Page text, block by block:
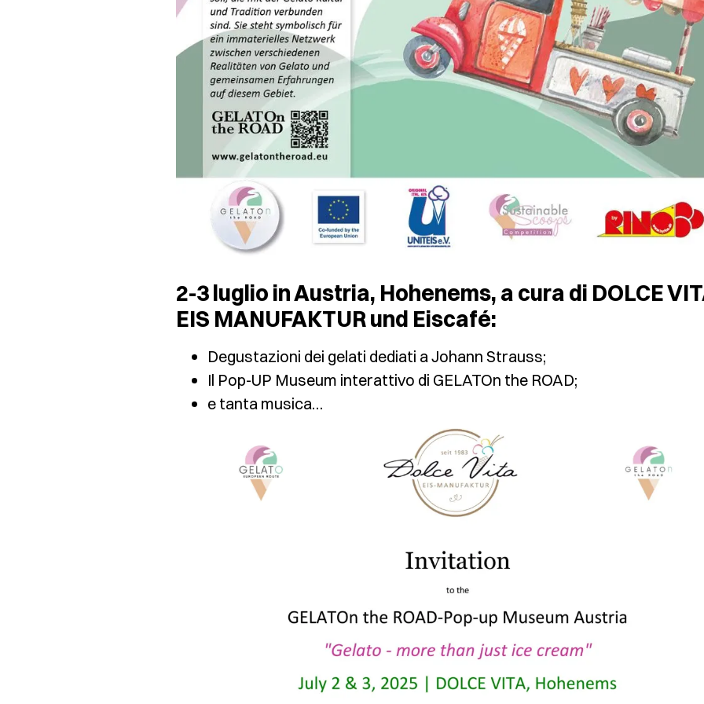
2-3 luglio in Austria, Hohenems, a cura di DOLCE
EIS MANUFAKTUR und Eiscafé:
Degustazioni dei gelati dediati a Johann Strauss;
Il Pop-UP Museum interattivo di GELATOn the ROAD;
e tanta musica…